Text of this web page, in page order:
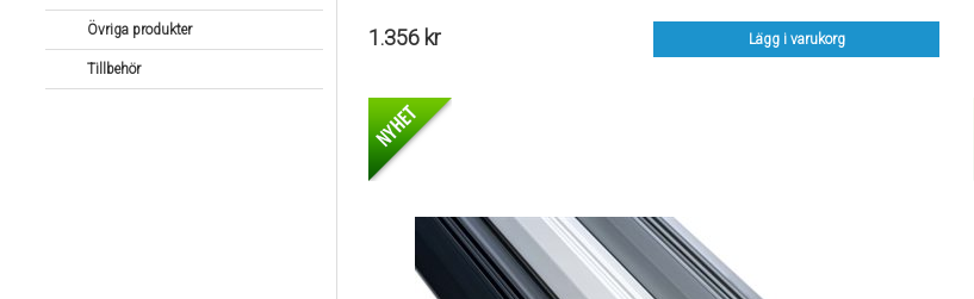
Övriga produkter
Tillbehör
1.356 kr Lägg i varukorg